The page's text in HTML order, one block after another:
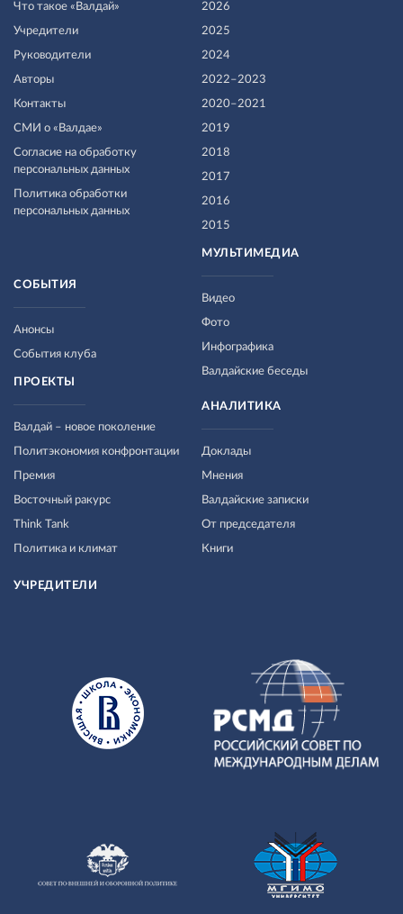
Что такое «Валдай»
Учредители
Руководители
Авторы
Контакты
СМИ о «Валдае»
Согласие на обработку
персональных данных
Политика обработки
персональных данных
2026
2025
2024
2022–2023
2020–2021
2019
2018
2017
2016
2015
МУЛЬТИМЕДИА
Видео
Фото
Инфографика
Валдайские беседы
СОБЫТИЯ
Анонсы
События клуба
ПРОЕКТЫ
Валдай – новое поколение
Политэкономия конфронтации
Премия
Восточный ракурс
Think Tank
Политика и климат
АНАЛИТИКА
Доклады
Мнения
Валдайские записки
От председателя
Книги
УЧРЕДИТЕЛИ